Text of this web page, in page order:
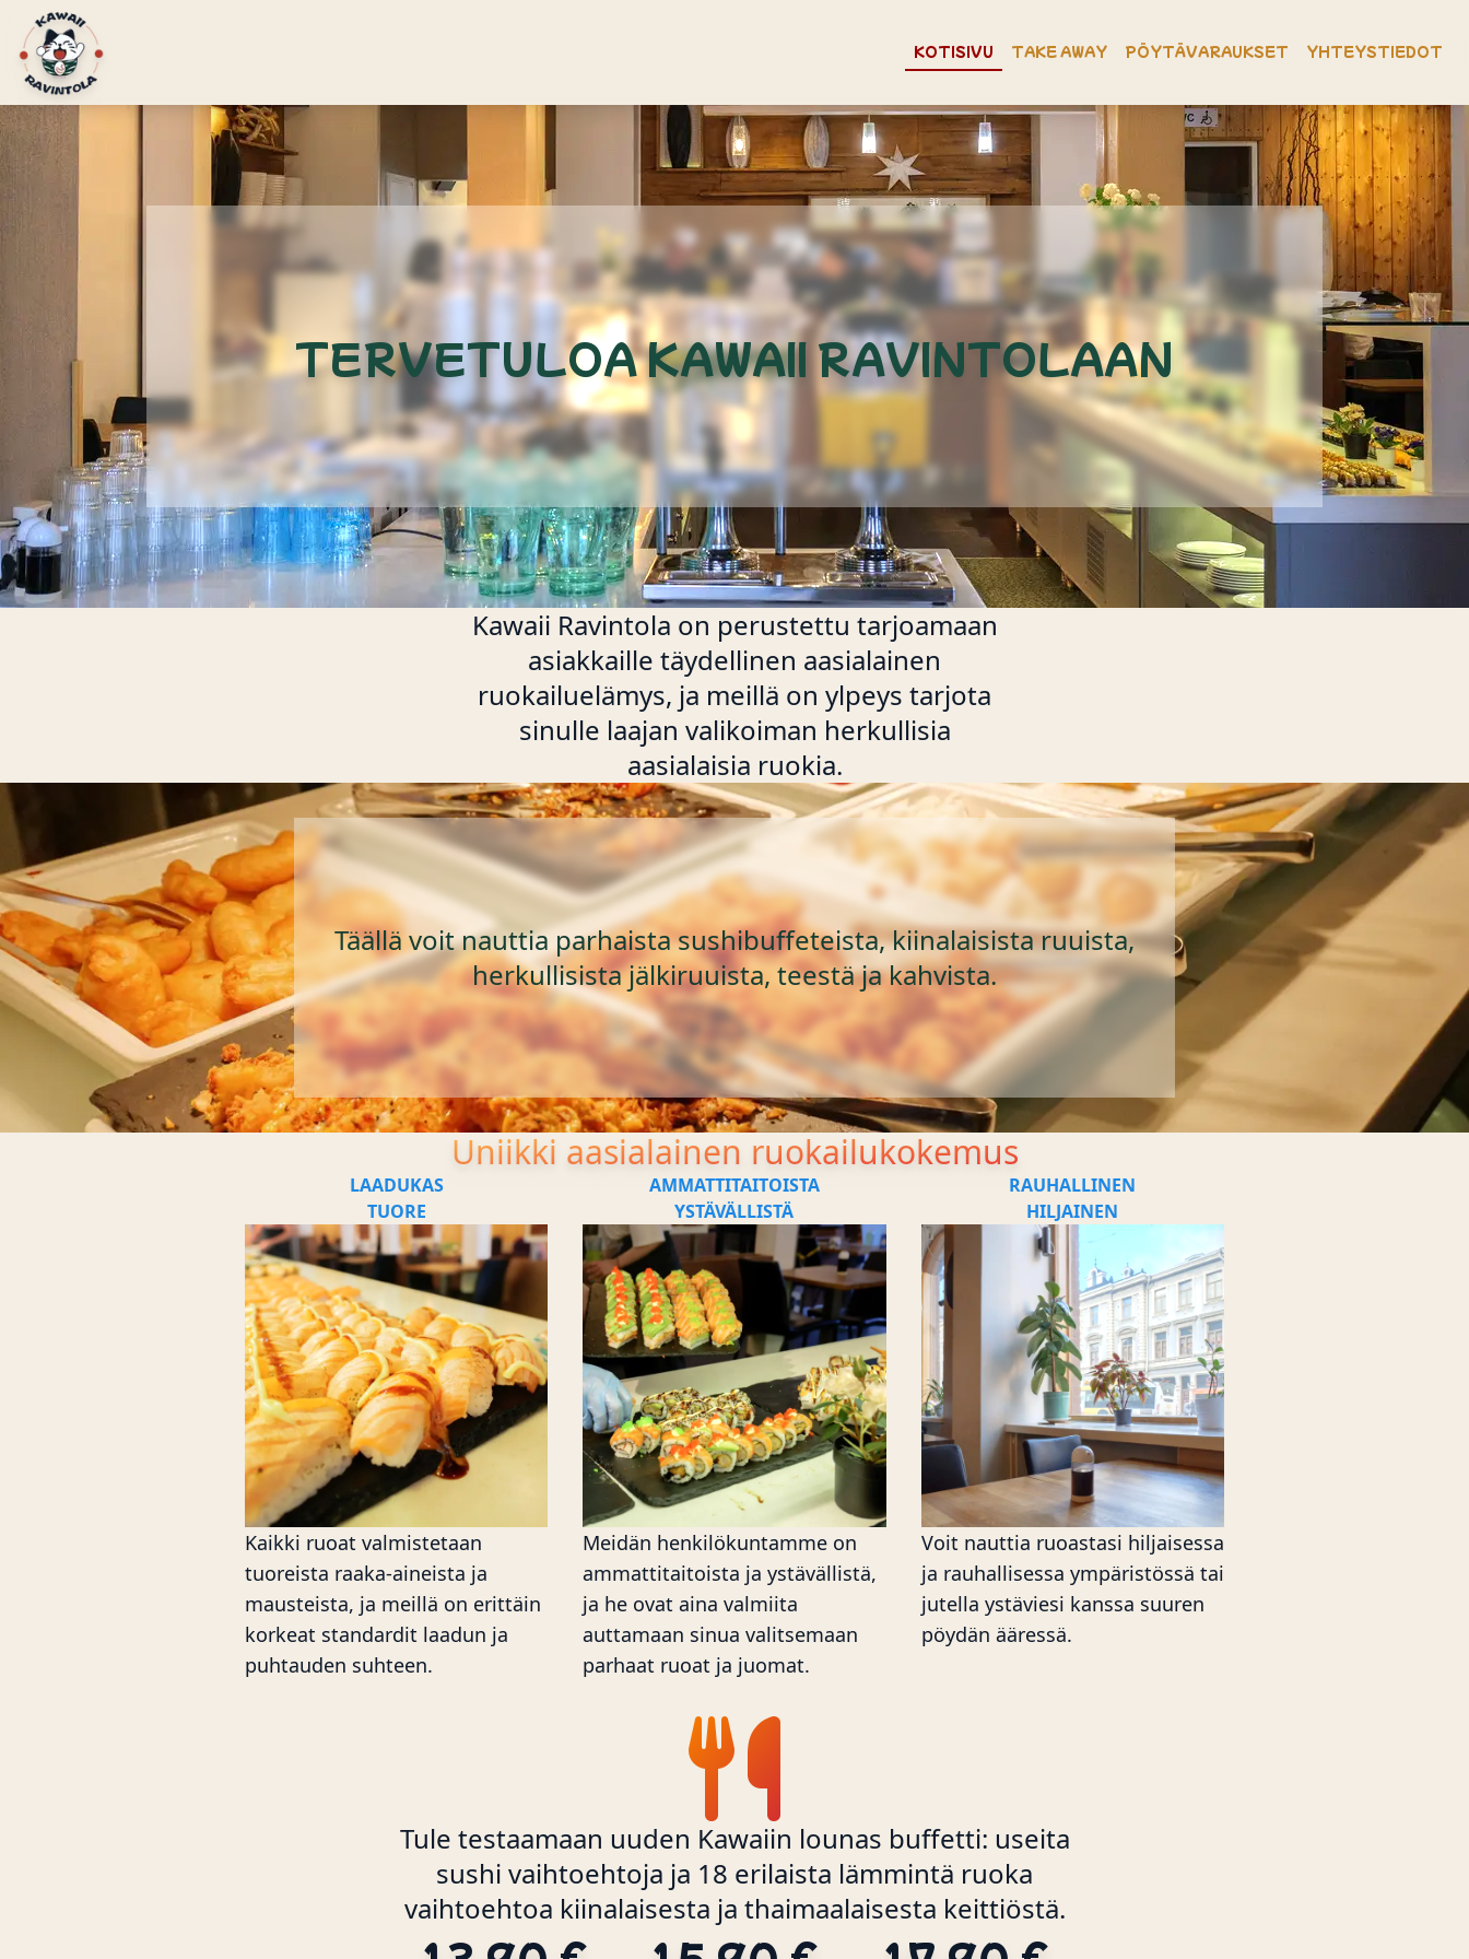
KOTISIVU TAKE AWAY PÖYTÄVARAUKSET YHTEYSTIEDOT
TERVETULOA KAWAII RAVINTOLAAN
Kawaii Ravintola on perustettu tarjoamaan
asiakkaille täydellinen aasialainen
ruokailuelämys, ja meillä on ylpeys tarjota
sinulle laajan valikoiman herkullisia
aasialaisia ruokia.
Täällä voit nauttia parhaista sushibuffeteista, kiinalaisista ruuista,
herkullisista jälkiruuista, teestä ja kahvista.
Uniikki aasialainen ruokailukokemus
LAADUKAS
TUORE
Kaikki ruoat valmistetaan
tuoreista raaka-aineista ja
mausteista, ja meillä on erittäin
korkeat standardit laadun ja
puhtauden suhteen.
AMMATTITAITOISTA
YSTÄVÄLLISTÄ
Meidän henkilökuntamme on
ammattitaitoista ja ystävällistä,
ja he ovat aina valmiita
auttamaan sinua valitsemaan
parhaat ruoat ja juomat.
RAUHALLINEN
HILJAINEN
Voit nauttia ruoastasi hiljaisessa
ja rauhallisessa ympäristössä tai
jutella ystäviesi kanssa suuren
pöydän ääressä.
Tule testaamaan uuden Kawaiin lounas buffetti: useita
sushi vaihtoehtoja ja 18 erilaista lämmintä ruoka
vaihtoehtoa kiinalaisesta ja thaimaalaisesta keittiöstä.